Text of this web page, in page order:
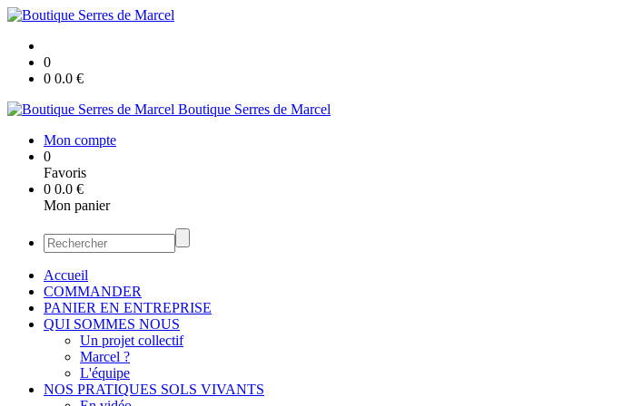
0
0 0.0 €
Boutique Serres de Marcel
Mon compte
0
Favoris
0 0.0 €
Mon panier
Accueil
COMMANDER
PANIER EN ENTREPRISE
QUI SOMMES NOUS
Un projet collectif
Marcel ?
L'équipe
NOS PRATIQUES SOLS VIVANTS